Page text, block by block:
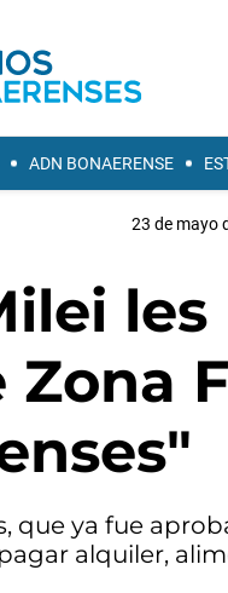
ADN BONAERENSE
23 de mayo
les
que ya fue
alquiler,